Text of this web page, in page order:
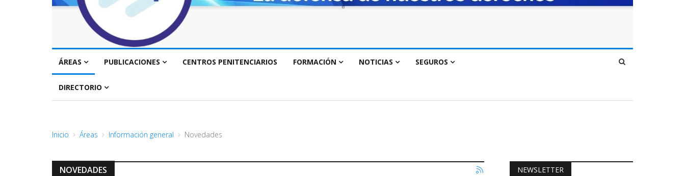
ÁREAS PUBLICACIONES CENTROS PENITENCIARIOS FORMACIÓN NOTICIAS SEGUROS
DIRECTORIO
Inicio Áreas Información general Novedades
NOVEDADES NEWSLETTER